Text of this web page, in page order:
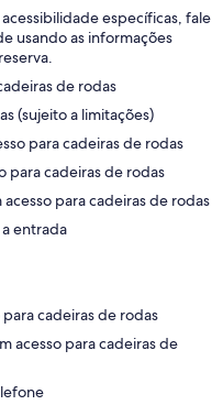
específicas, fale
usando as informações
de rodas
(sujeito a limitações)
para cadeiras de rodas
para cadeiras de rodas
para cadeiras de rodas
entrada
cadeiras de rodas
acesso para cadeiras de